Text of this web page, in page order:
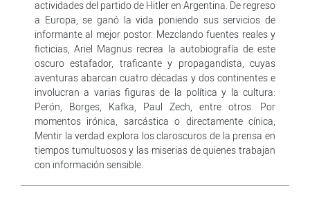
actividades del partido de Hitler en Argentina. De regreso
a Europa, se ganó la vida poniendo sus servicios de
informante al mejor postor. Mezclando fuentes reales y
ficticias, Ariel Magnus recrea la autobiografía de este
oscuro estafador, traficante y propagandista, cuyas
aventuras abarcan cuatro décadas y dos continentes e
involucran a varias figuras de la política y la cultura:
Perón, Borges, Kafka, Paul Zech, entre otros. Por
momentos irónica, sarcástica o directamente cínica,
Mentir la verdad explora los claroscuros de la prensa en
tiempos tumultuosos y las miserias de quienes trabajan
con información sensible.